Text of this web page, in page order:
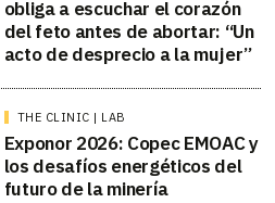
obliga a escuchar el corazón
del feto antes de abortar: “Un
acto de desprecio a la mujer”
THE CLINIC | LAB
Exponor 2026: Copec EMOAC y
los desafíos energéticos del
futuro de la minería